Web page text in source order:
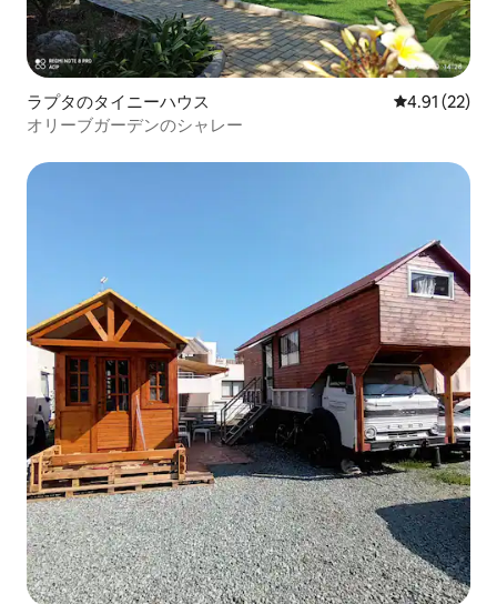
ラプタのタイニーハウス レビュー22
4.91 (22)
オリーブガーデンのシャレー